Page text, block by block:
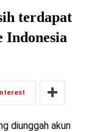
terdapat
Indonesia
diunggah akun